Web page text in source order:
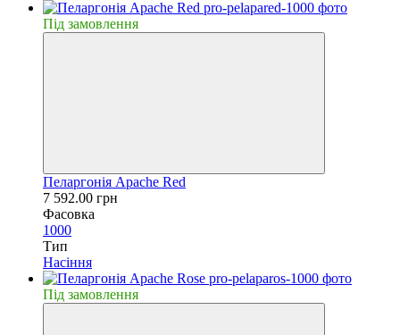
Пiд замовлення
Пеларгонія Apache Red
7 592.00 грн
Фасовка
1000
Тип
Насiння
Пiд замовлення